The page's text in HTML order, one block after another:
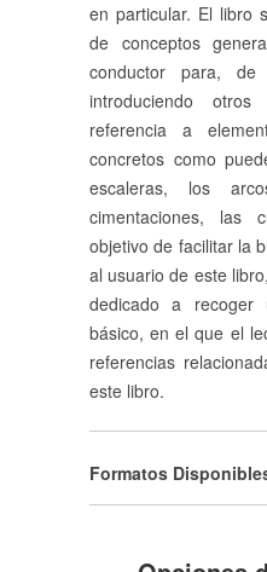
en particular. El libro
de conceptos
conductor para,
introduciendo
referencia a
concretos como
escaleras, los
cimentaciones, las
objetivo de facilitar la
al usuario de este
dedicado a recoger
básico, en el que el
referencias
este libro.
Formatos